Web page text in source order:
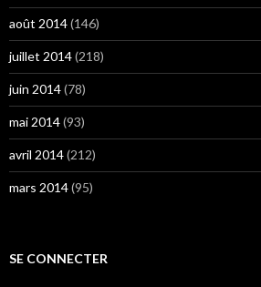
août 2014(146)
juillet 2014(218)
juin 2014(78)
mai 2014(93)
avril 2014(212)
mars 2014(95)
SE CONNECTER